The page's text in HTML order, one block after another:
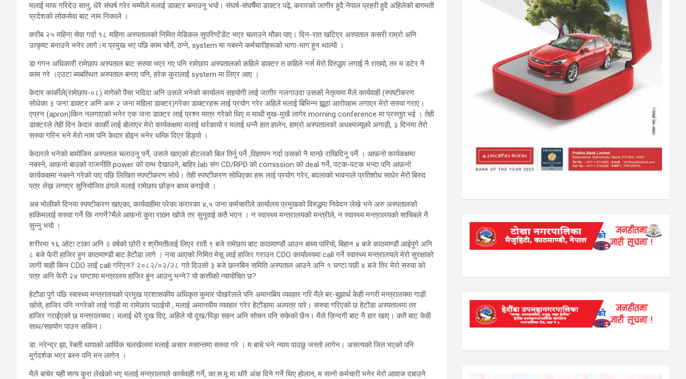
मलाई माफ गरिदेउ सानु, धेरै संघर्ष गरेर मम्मीले मलाई डाक्टर बनाउनु भयो। संघर्ष-संघर्षैमा डाक्टर पढ़े, करारको जागीर हुदै नेपाल प्रहरी हुदै अहिलेको बागमती
प्रदेशको लोकसेवा बाट नाम निकाले ।
करीब २५ महिना सेवा गर्दा १८ महिना अस्पतालको निमित मेडिकल सुपरिण्टेंडेंट भएर चलाउने मौका पाए। दिन-रात खटिएर अस्पताल कसरी राम्रो अनि
उत्कृष्ट बनाउने भनेर लागे।म प्रमुख भए पछि काम चोर्ने, ठग्ने, system मा नबस्ने कर्मचारीहरूको भागा-भाग हुन थाल्यो ।
डा गगन अधिकारी रामेछाप अस्पताल बाट सरुवा भएर गए पनि रामेछाप अस्पतालको कहिले डाक्टर त कहिले नर्स मेरो विरुद्धम लगाई नै राख्यो, तर म डटेर नै
काम गरे ।एउटा ब्यबस्थित अस्पताल बनाए पनि, हरेक कुरालाई system मा लिएर आए ।
केदार कार्कीले(रामेछाप-०८) मागेको पैसा नदिदा अनि उसले भनेको कार्यालय सहयोगी लाई जागीर नलगाउदा उसको नेतृत्वमा मैले कार्यवाही (स्पष्टीकरण
सोधेका ३ जना डाक्टर अनि अरु २ जना महिला डाक्टर)गरेका डाक्टरहरू लाई प्रयोग गरेर अहिले मलाई बिभिन्न झूठा आरोपहरू लगाएर मेरो सरुवा गराए।
एप्रन (apron)किन नलगाएको भनेर एक जना डाक्टर लाई प्रश्न मात्र गरेको थिए म माथी मुख-मुखै लागेर morning conference मा प्रस्तुत भई । तेही
डाक्टरले तेही दिन केदार कार्की लाई बोलाएर मेरो कार्यकक्षमा मलाई थर्रकायो र मलाई धन्नै हात हालेन, हाम्रो अस्पतालको अधक्ष्यज्यूको अगाड़ी, ३ दिनमा तेरो
सरुवा गरिन भने मेरो नाम पनि केदार होइन भनेर धम्कि दिएर हिड्यो ।
केदारले भनेको बामोजिम अस्पताल चलाउनु पर्ने, उसले खाएको होटलको बिल तिर्नु पर्ने ,विज्ञापन गर्दा उसको नै मान्छे राखिदिनु पर्ने । आफ़नो कार्यकक्षमा
नबस्ने, आफ़नो बाउको राजनीति power को दम्भ देखाउने, बाहिर lab संग CD/RPD को comission को deal गर्ने, पटक-पटक भन्दा पनि आफ़नो
कार्यकक्षमा नबस्ने गरेको पाए पछि लिखित स्पष्टीकरण सोधे। तेही स्पष्टीकरण सोधिएका हरू लाई प्रयोग गरेर, बदलाको भावनाले प्रतिशोध साधेर मेरो बिरुद
पत्र लेख्न लगाएर सुनियोजित ढंगले मलाई रामेछाप छोड़न बाध्य बनाईयो ।
अब भोलीको दिनमा स्पष्टीकरण खाएका, कार्यवाहीमा परेका करारका ४,५ जना कर्मचारीले कार्यालय प्रमुखको विरुद्धमा निवेदन लेखे भने अरु अस्पतालको
हाकिमलाई सरुवा गर्ने कि नगर्ने?मैले आफ़नो कुरा राख़्न खोजे तर सुनुवाई कतै भएन । न स्वास्थ्य मन्त्रालयको मन्त्रीले, न स्वास्थ्य मन्त्रालयको साचिबले नै
सुन्नु भयो ।
शरीरमा १६ ओटा टाका अनि २ वर्षको छोरी र श्रीमतीलाई लिएर राती ९ बजे रामेछाप बाट काठमाण्डौ आउन बाध्य पारियो, बिहान ४ बजे काठमाण्डौ आईपुगे अनि
८ बजे फेरी हाजिर हुन काठमाण्डौ बाट हेटौडा लागे । नया आएको निमित मेसू लाई हाजिर गराउन CDO कार्यालयमा call गर्ने स्वास्थ्य मन्त्रालयले मेरो सुरक्षाको
लागी चाही किन CDO लाई call गरिएन? २०८२/०२/२८ गते दिउसो ३ बजे छानबिन समिति अस्पताल आउने अनि १ घण्टा पछी ४ बजे तिर मेरो सरुवा को
पत्र अनि फेरी २४ घण्टामा मन्त्रालय हाजिर हुन आउनु भन्ने? यो कत्तीको न्यायोचित छ?
हेटौडा पुगे पछि स्वास्थ्य मन्त्रालयको प्रमुख प्रशासकीय अधिकृत कुमार पोखरेलले पनि अमानबिय व्यवहार गरि मैले बर-बुझार्थ केही नगरी मन्त्रालयमा गाड़ी
खोसे, हाजिर पनि नगरेको लाई गाड़ी मा रामेछाप पठाईयो , मलाई अमानवीय व्यवहार गरेर हेटौडामा अल्पत्र पारे। सरुवा गरिएको छ हेटौडा अस्पतालमा तर
हाजिर गराईएको छ मन्त्रालयमा। मलाई धेरै दुख दिए, अहिले यो दुख/पिड़ा सहन अनि सोचन पनि सकेको छैन। मैले ज़िन्दगी बाट नै हार खाए। कतै बाट केही
साथ/सहयोग पाउन सकिन।
डा. नरेन्द्र झा, रेबती थापाको आर्थिक चलखेलमा मलाई असार मसान्तमा सरुवा गरे । म बाचे भने न्याय पाउछु जस्तो लागेन। असत्यको जित भएको पनि
मुर्गदर्शक भएर बस्न पनि मन लागेन ।
मैले बाचेर यही सत्य कुरा लेखेको भए मलाई मन्त्रालयले कार्यवाही गर्ने, का.स.मू मा थोरै अंक दिने गर्ने थिए होलान, म सानो कर्मचारी भनेर मेरो आवाज दबाउने